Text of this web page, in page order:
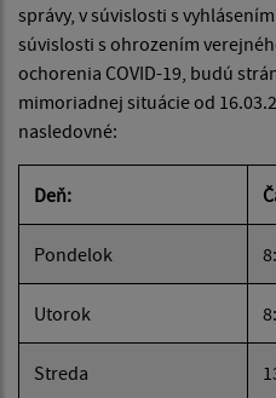
správy, v súvislosti s
súvislosti s ohrozením
ochorenia COVID-19, budú
mimoriadnej situácie od
nasledovné:
Deň:
Pondelok
Utorok
Streda